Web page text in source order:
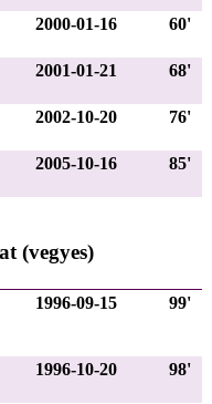
2000-01-16 60'
2001-01-21 68'
2002-10-20 76'
2005-10-16 85'
(vegyes)
1996-09-15 99'
1996-10-20 98'